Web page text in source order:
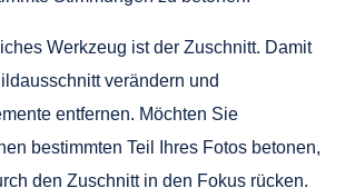
Werkzeug ist der Zuschnitt. Damit
verändern und
entfernen. Möchten Sie
bestimmten Teil Ihres Fotos betonen,
den Zuschnitt in den Fokus rücken.